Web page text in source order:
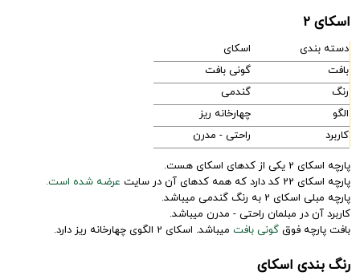
اسکای 2
دسته بندی
اسکای
بافت
گونی بافت
رنگ
گندمی
الگو
چهارخانه ریز
کاربرد
راحتی - مدرن
پارچه اسکای 2 یکی از کدهای اسکای هست.
پارچه اسکای 22 کد دارد که همه کدهای آن در سایت
عرضه شده است.
پارچه مبلی اسکای 2 به رنگ گندمی میباشد.
کاربرد آن در مبلمان راحتی - مدرن میباشد.
بافت پارچه فوق گونی بافت میباشد. اسکای 2 الگوی چهارخانه ریز دارد.
رنگ بندی اسکای